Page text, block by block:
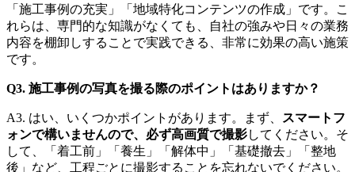
「施工事例の充実」「地域特化コンテンツの作成」です。こ
れらは、専門的な知識がなくても、自社の強みや日々の業務
内容を棚卸しすることで実践できる、非常に効果の高い施策
です。
Q3. 施工事例の写真を撮る際のポイントはありますか？
A3. はい、いくつかポイントがあります。まず、
スマートフ
ォンで構いませんので、必ず高画質で撮影してください。そ
して、「着工前」「養生」「解体中」「基礎撤去」「整地
後」など、工程ごとに撮影することを忘れないでください。